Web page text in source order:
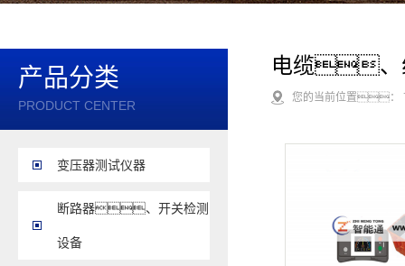
接地电阻、绝缘电阻
产品分类
PRODUCT CENTER
变压器测试仪器
断路器、开关检测
设备
电缆、
您的当前位置：